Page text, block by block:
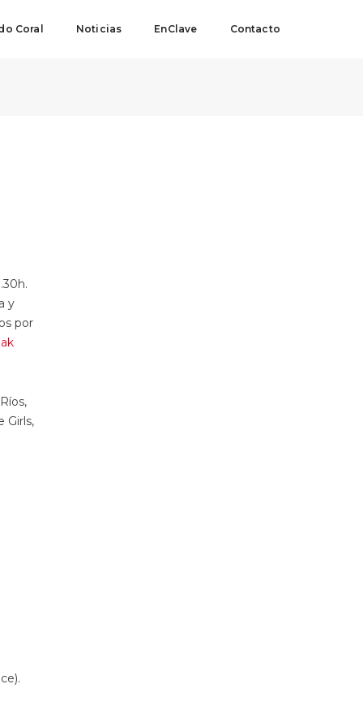
Coral Noticias EnClave Contacto
y
por
Girls,